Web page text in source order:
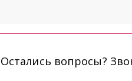
Остались вопросы?